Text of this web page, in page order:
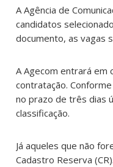
A Agência de
candidatos
documento, as vagas
A Agecom entrará em
contratação.
no prazo de três dias
classificação.
Já aqueles que não
Cadastro Reserva